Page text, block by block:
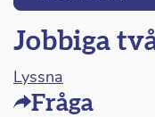
Jobbiga
Lyssna
Fråga